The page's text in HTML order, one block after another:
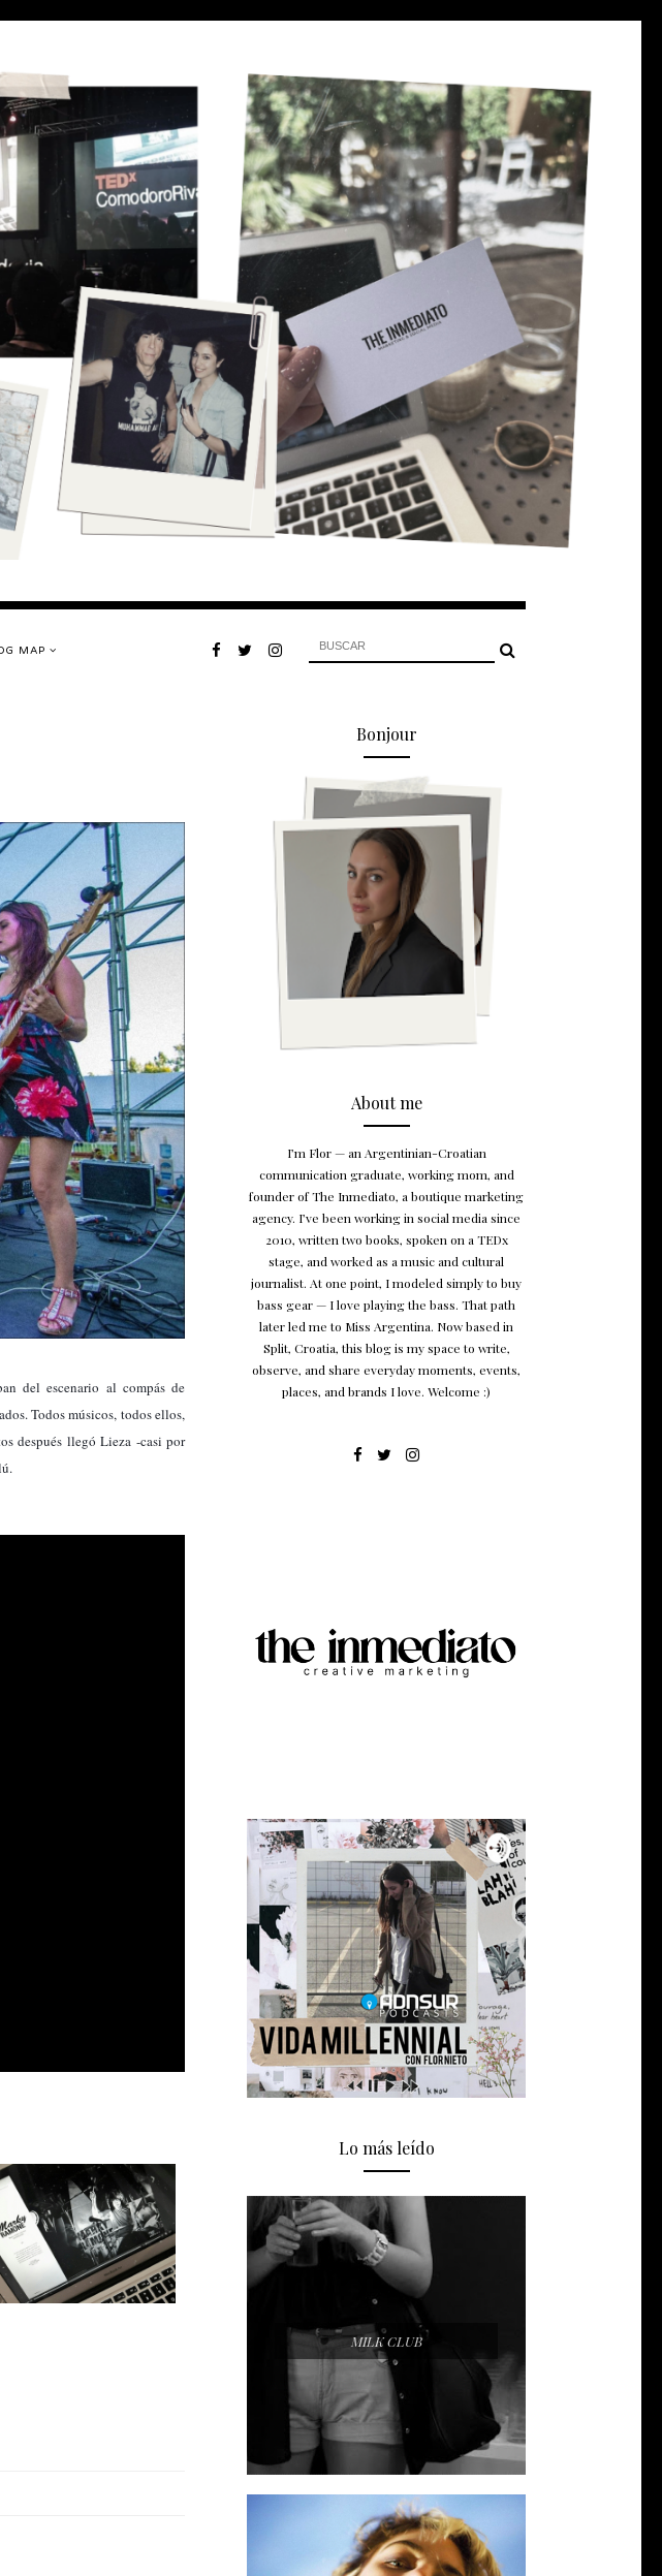
MAP
del escenario al compás de
Todos músicos, todos ellos,
después llegó Lieza -casi por
#DeTapa La entrevista a
Marky Ramon...
Bonjour
About me
I’m Flor — an Argentinian-Croatian
communication graduate, working mom, and
founder of The Inmediato, a boutique marketing
agency. I’ve been working in social media since
2010, written two books, spoken on a TEDx
stage, and worked as a music and cultural
journalist. At one point, I modeled simply to buy
bass gear — I love playing the bass. That path
later led me to Miss Argentina. Now based in
Split, Croatia, this blog is my space to write,
observe, and share everyday moments, events,
places, and brands I love. Welcome :)
Lo más leído
MILK CLUB